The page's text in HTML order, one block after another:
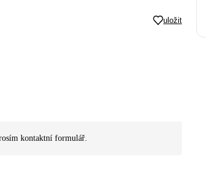
uložit
kontaktní formulář.